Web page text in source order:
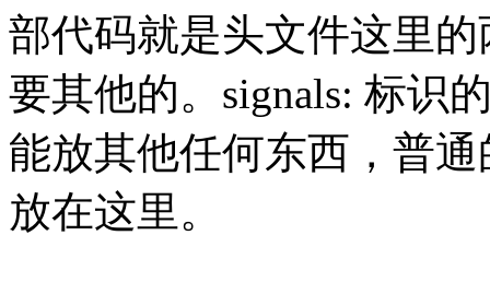
部代码就是头文件这里
要其他的。signals: 标识
能放其他任何东西，普
放在这里。